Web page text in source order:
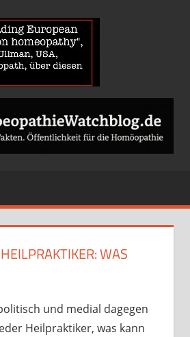
WAS
und medial dagegen
Heilpraktiker, was kann